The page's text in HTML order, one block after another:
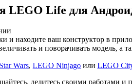
LEGO Life для
и находите ваш конструктор в
и поворачивать модель, а
Wars, LEGO Ninjago или LEGO
делитесь своими